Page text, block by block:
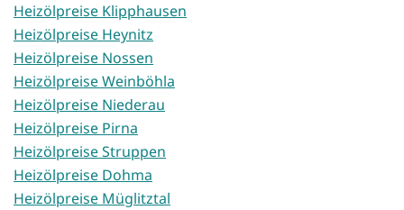
Heizölpreise Klipphausen
Heizölpreise Heynitz
Heizölpreise Nossen
Heizölpreise Weinböhla
Heizölpreise Niederau
Heizölpreise Pirna
Heizölpreise Struppen
Heizölpreise Dohma
Heizölpreise Müglitztal